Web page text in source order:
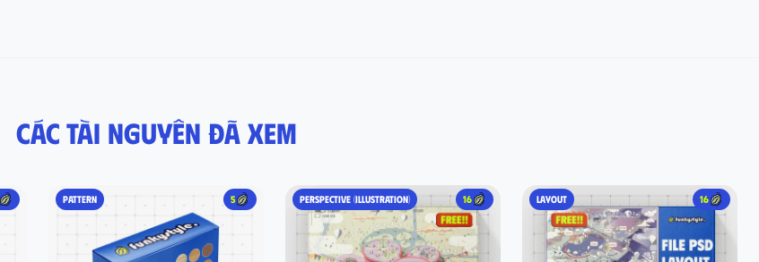
Các tài nguyên đã xem
PATTERN 5 PERSPECTIVE (ILLUSTRATION) 16 LAYOUT 16